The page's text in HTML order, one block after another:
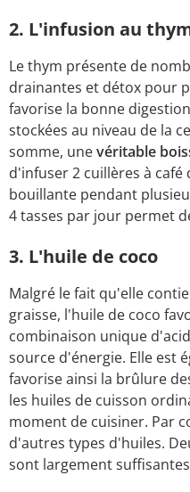
2. L'infusion au
Le thym présente de
drainantes et détox pour
favorise la bonne
stockées au niveau de la
somme, unevéritable
d'infuser 2 cuillères à café
bouillante pendant
4 tasses par jour permet
3. L'huile de coco
Malgré le fait qu'elle
graisse, l'huile de coco
combinaison unique
source d'énergie. Elle est
favorise ainsi la brûlure
les huiles de cuisson
moment de cuisiner. Par
d'autres types d'huiles.
sont largement